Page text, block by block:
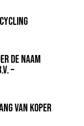
de naam
–
van koper